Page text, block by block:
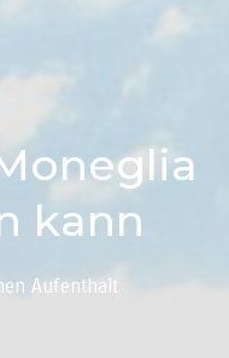
kann
Aufenthalt